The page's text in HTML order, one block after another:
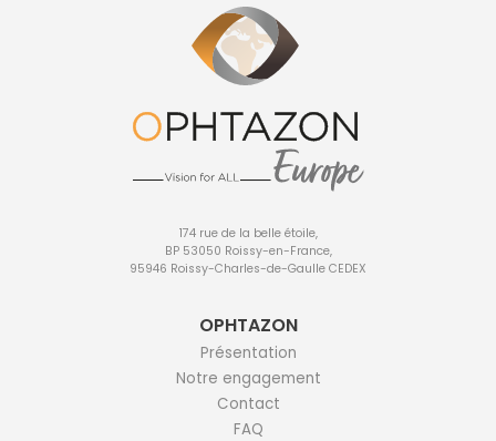
174 rue de la belle étoile,
BP 53050 Roissy-en-France,
95946 Roissy-Charles-de-Gaulle CEDEX
OPHTAZON
Présentation
Notre engagement
Contact
FAQ